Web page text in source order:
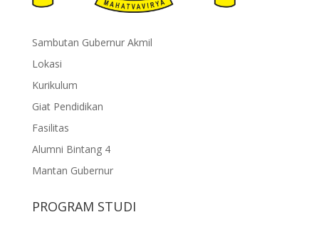
Sambutan Gubernur Akmil
Lokasi
Kurikulum
Giat Pendidikan
Fasilitas
Alumni Bintang 4
Mantan Gubernur
PROGRAM STUDI